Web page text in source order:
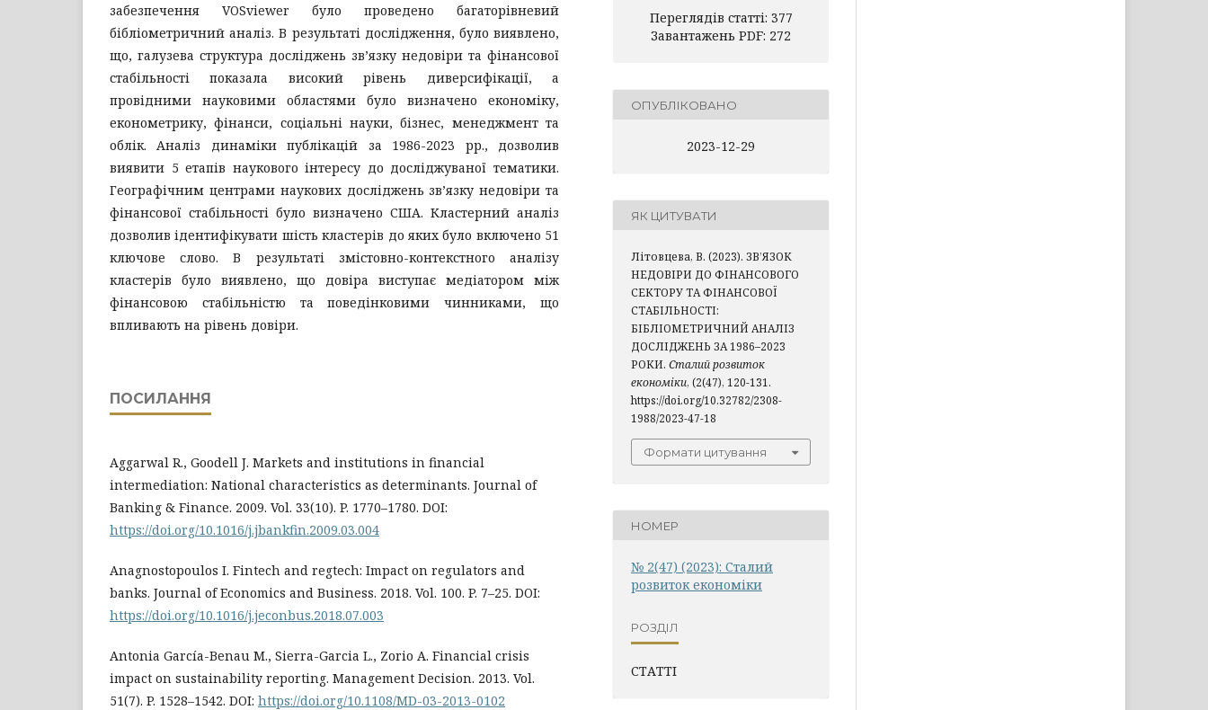
забезпечення VOSviewer було проведено багаторівневий
бібліометричний аналіз. В результаті дослідження, було виявлено,
що, галузева структура досліджень зв’язку недовіри та фінансової
стабільності показала високий рівень диверсифікації, а
провідними науковими областями було визначено економіку,
економетрику, фінанси, соціальні науки, бізнес, менеджмент та
облік. Аналіз динаміки публікацій за 1986-2023 рр., дозволив
виявити 5 етапів наукового інтересу до досліджуваної тематики.
Географічним центрами наукових досліджень зв’язку недовіри та
фінансової стабільності було визначено США. Кластерний аналіз
дозволив ідентифікувати шість кластерів до яких було включено 51
ключове слово. В результаті змістовно-контекстного аналізу
кластерів було виявлено, що довіра виступає медіатором між
фінансовою стабільністю та поведінковими чинниками, що
впливають на рівень довіри.
ПОСИЛАННЯ
Aggarwal R., Goodell J. Markets and institutions in financial
intermediation: National characteristics as determinants. Journal of
Banking & Finance. 2009. Vol. 33(10). P. 1770–1780. DOI:
https://doi.org/10.1016/j.jbankfin.2009.03.004
Anagnostopoulos I. Fintech and regtech: Impact on regulators and
banks. Journal of Economics and Business. 2018. Vol. 100. P. 7–25. DOI:
https://doi.org/10.1016/j.jeconbus.2018.07.003
Antonia García-Benau M., Sierra-Garcia L., Zorio A. Financial crisis
impact on sustainability reporting. Management Decision. 2013. Vol.
51(7). P. 1528–1542. DOI: https://doi.org/10.1108/MD-03-2013-0102
Переглядів статті: 377
Завантажень PDF: 272
ОПУБЛІКОВАНО
2023-12-29
ЯК ЦИТУВАТИ
Літовцева, В. (2023). ЗВ’ЯЗОК
НЕДОВІРИ ДО ФІНАНСОВОГО
СЕКТОРУ ТА ФІНАНСОВОЇ
СТАБІЛЬНОСТІ:
БІБЛІОМЕТРИЧНИЙ АНАЛІЗ
ДОСЛІДЖЕНЬ ЗА 1986–2023
РОКИ. Сталий розвиток
економіки, (2(47), 120-131.
https://doi.org/10.32782/2308-
1988/2023-47-18
Формати цитування
НОМЕР
№ 2(47) (2023): Сталий
розвиток економіки
РОЗДІЛ
СТАТТІ